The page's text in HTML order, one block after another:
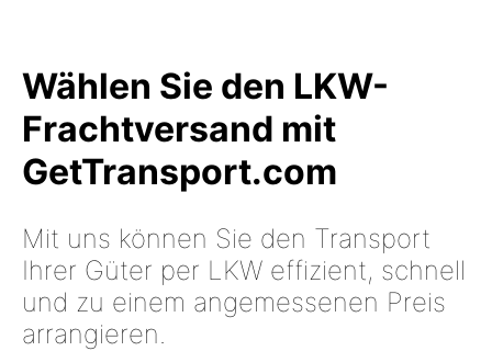
Wählen Sie den LKW-
Frachtversand mit
GetTransport.com
Mit uns können Sie den Transport
Ihrer Güter per LKW effizient, schnell
und zu einem angemessenen Preis
arrangieren.